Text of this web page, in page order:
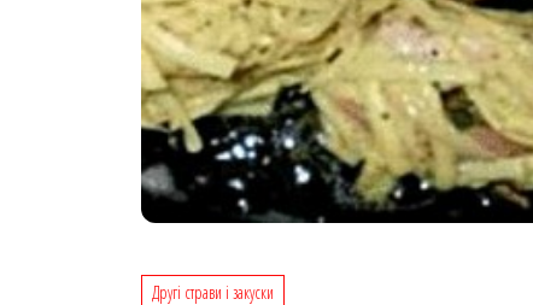
Другі страви і закуски